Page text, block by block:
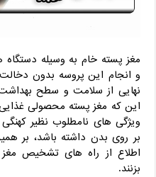
مغز پسته خام به وسیله
و انجام این پروسه بدون
نهایی از سلامت و سطح بهداشت
این که مغز پسته محصولی
ویژگی های نامطلوب نظیر
بر روی بدن داشته باشد، بر
اطلاع از راه های تشخیص
بزنند.